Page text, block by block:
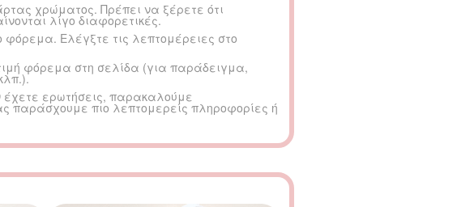
χρώματος. Πρέπει να ξέρετε ότι
λίγο διαφορετικές.
Ελέγξτε τις λεπτομέρειες στο
φόρεμα στη σελίδα (για παράδειγμα,
ερωτήσεις, παρακαλούμε
παράσχουμε πιο λεπτομερείς πληροφορίες ή